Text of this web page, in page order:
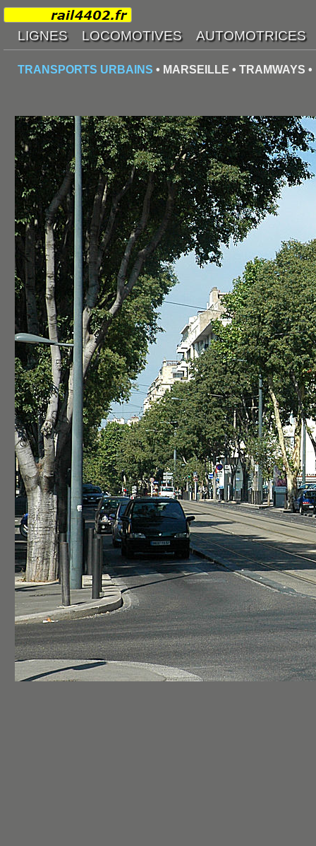
TRANSPORTS URBAINS • MARSEILLE • TRAMWAYS